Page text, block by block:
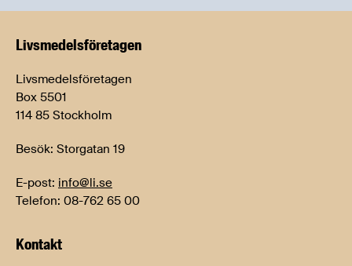
Livsmedels­företagen
Livsmedelsföretagen
Box 5501
114 85 Stockholm
Besök: Storgatan 19
E-post: info@li.se
Telefon: 08-762 65 00
Kontakt